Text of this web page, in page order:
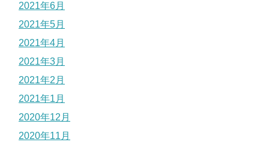
2021年6月
2021年5月
2021年4月
2021年3月
2021年2月
2021年1月
2020年12月
2020年11月